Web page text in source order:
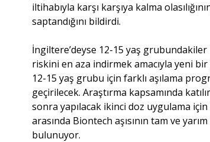
iltihabıyla karşı karşıya kalma
saptandığını bildirdi.
İngiltere’deyse 12-15 yaş grubundakiler
riskini en aza indirmek amacıyla yeni bir
12-15 yaş grubu için farklı aşılama
geçirilecek. Araştırma kapsamında
sonra yapılacak ikinci doz uygulama
arasında Biontech aşısının tam ve
bulunuyor.